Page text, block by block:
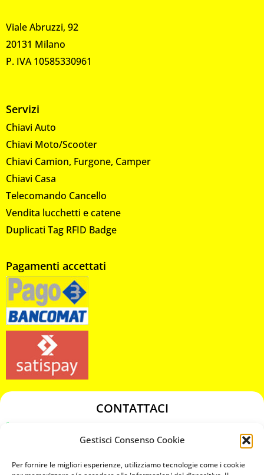
Gestisci Consenso Cookie
Per fornire le migliori esperienze, utilizziamo tecnologie come i cookie
Viale Abruzzi, 92
20131 Milano
P. IVA 10585330961
Servizi
Chiavi Auto
Chiavi Moto/Scooter
Chiavi Camion, Furgone, Camper
Chiavi Casa
Telecomando Cancello
Vendita lucchetti e catene
Duplicati Tag RFID Badge
Pagamenti accettati
CONTATTACI
chiavicodificate@gmail.com